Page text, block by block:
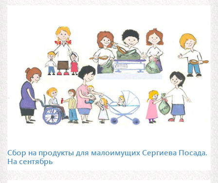
Сбор на продукты для малоимущих Сергиева Посада.
На сентябрь